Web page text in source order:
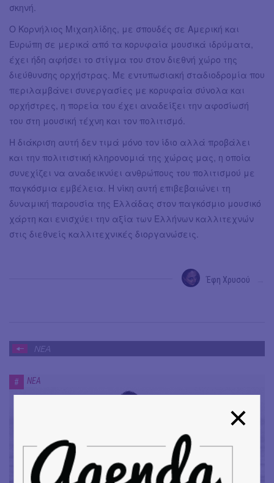
σκηνή.
Ο Κορνήλιος Μιχαηλίδης, με σπουδές σε Αμερική και
Ευρώπη σε μερικά από τα κορυφαία μουσικά ιδρύματα,
έχει ήδη αφήσει το στίγμα του στον διεθνή χώρο της
διεύθυνσης ορχήστρας. Με εντυπωσιακή σταδιοδρομία που
περιλαμβάνει συνεργασίες με κορυφαία σύνολα και
ορχήστρες, η πορεία του έχει αναδείξει την αφοσίωσή
του στη μουσική τέχνη και τον πολιτισμό.
Η διάκριση αυτή δεν τιμά μόνο τον ίδιο αλλά προβάλει
και την πολιτιστική κληρονομιά της χώρας μας, η οποία
συνεχίζει να αναδεικνύει ανθρώπους του πολιτισμού με
παγκόσμια εμβέλεια. Η νίκη αυτή επιβεβαιώνει τη
δυναμική παρουσία της Ελλάδας στον παγκόσμιο μουσικό
χάρτη και ενισχύει την αξία των Ελλήνων καλλιτεχνών
στις διεθνείς καλλιτεχνικές διοργανώσεις.
Έφη Χρυσού
ΝΕΑ
# ΝΕΑ